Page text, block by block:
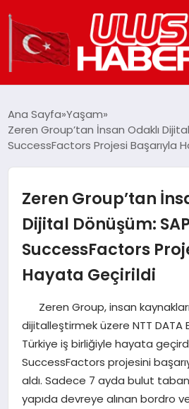
DÜNYA
TEKNOLOJI
EĞITIM
MAGAZIN
SPOR
YAŞAM
Ana Sayfa Yaşam
Zeren Group’tan İnsan Odaklı
SuccessFactors Projesi Başarıyla
Zeren Group’tan
Dijital Dönüşüm:
SuccessFactors
Hayata Geçirildi
Zeren Group, insan
dijitalleştirmek üzere NTT DATA
Türkiye iş birliğiyle hayata
SuccessFactors projesini
aldı. Sadece 7 ayda bulut
yapıda devreye alınan bordro